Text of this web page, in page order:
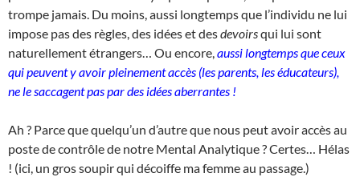
trompe jamais. Du moins, aussi longtemps que l’individu ne lui
impose pas des règles, des idées et desdevoirsqui lui sont
naturellement étrangers… Ou encore, aussi longtemps que ceux
qui peuvent y avoir pleinement accès (les parents, les éducateurs),
ne le saccagent pas par des idées aberrantes !
Ah ? Parce que quelqu’un d’autre que nous peut avoir accès au
poste de contrôle de notre Mental Analytique ? Certes… Hélas
! (ici, un gros soupir qui décoiffe ma femme au passage.)